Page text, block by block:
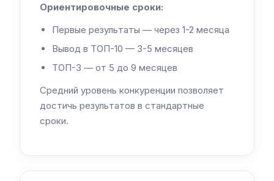
Ориентировочные сроки:
Первые результаты — через 1-2 месяца
Вывод в ТОП-10 — 3-5 месяцев
ТОП-3 — от 5 до 9 месяцев
Средний уровень конкуренции позволяет
достичь результатов в стандартные
сроки.